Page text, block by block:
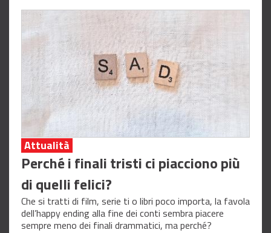
Attualità
Perché i finali tristi ci piacciono più
di quelli felici?
Che si tratti di film, serie ti o libri poco importa, la favola
dell’happy ending alla fine dei conti sembra piacere
sempre meno dei finali drammatici, ma perché?